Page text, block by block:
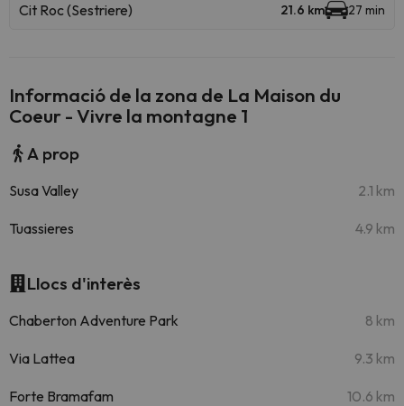
Cit Roc (Sestriere) 21.6 km 27 min
Informació de la zona de La Maison du
Coeur - Vivre la montagne 1
A prop
Susa Valley 2.1 km
Tuassieres 4.9 km
Llocs d'interès
Chaberton Adventure Park 8 km
Via Lattea 9.3 km
Forte Bramafam 10.6 km